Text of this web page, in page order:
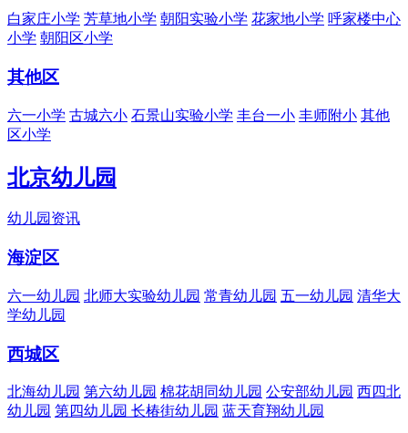
白家庄小学 芳草地小学 朝阳实验小学 花家地小学 呼家楼中心
小学 朝阳区小学
其他区
六一小学 古城六小 石景山实验小学 丰台一小 丰师附小 其他
区小学
北京幼儿园
幼儿园资讯
海淀区
六一幼儿园 北师大实验幼儿园 常青幼儿园 五一幼儿园 清华大
学幼儿园
西城区
北海幼儿园 第六幼儿园 棉花胡同幼儿园 公安部幼儿园 西四北
幼儿园 第四幼儿园 长椿街幼儿园 蓝天育翔幼儿园